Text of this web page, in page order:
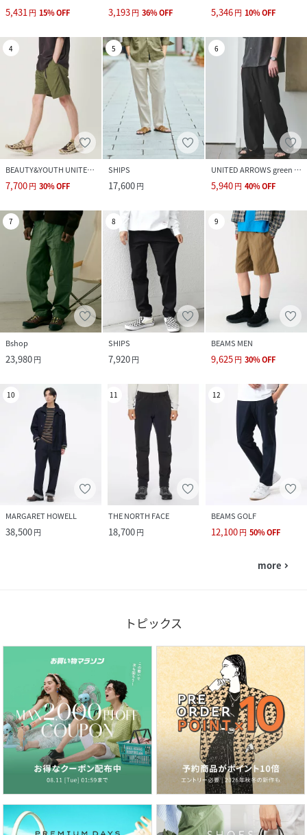
5,431円 15%OFF 3,193円 36%OFF 5,346円 10%OFF
4
BEAUTY&YOUTH UNITED ARROWS
7,700円 30%OFF
5
SHIPS
17,600円
6
UNITED ARROWS green label relaxing
5,940円 40%OFF
7
Bshop
23,980円
8
SHIPS
7,920円
9
BEAMS MEN
9,625円 30%OFF
10
MARGARET HOWELL
38,500円
11
THE NORTH FACE
18,700円
12
BEAMS GOLF
12,100円 50%OFF
more navigate_next
トピックス